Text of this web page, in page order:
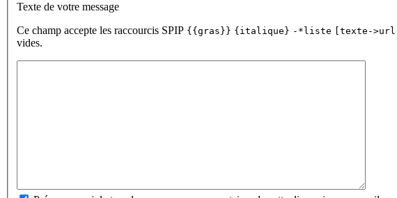
Texte de votre message
Ce champ accepte les raccourcis SPIP {{gras}} {italique} -*liste [texte->url]
vides.